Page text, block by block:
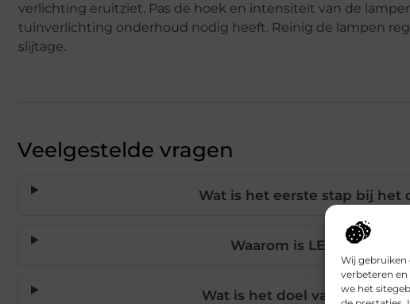
Wij gebruiken
verbeteren en
we het
verlichting eruitziet. Pas de hoek en intensiteit van de
tuinverlichting onderhoud nodig heeft. Reinig de lampen
slijtage.
Veelgestelde vragen
Wat is het eerste stap bij
Waarom is LED-
Wat is het doel van een